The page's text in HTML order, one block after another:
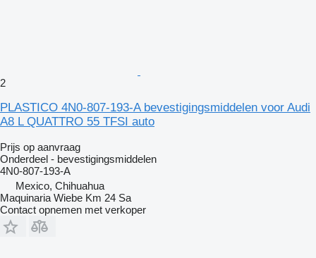
2
PLASTICO 4N0-807-193-A bevestigingsmiddelen voor Audi
A8 L QUATTRO 55 TFSI auto
Prijs op aanvraag
Onderdeel - bevestigingsmiddelen
4N0-807-193-A
Mexico, Chihuahua
Maquinaria Wiebe Km 24 Sa
Contact opnemen met verkoper